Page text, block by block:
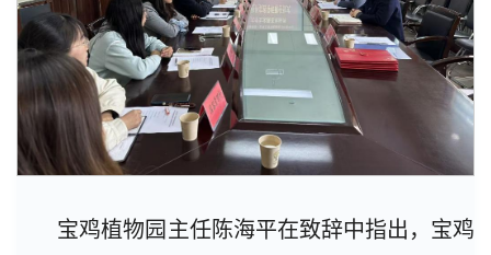
宝鸡植物园主任陈海平在致辞中指出，宝鸡